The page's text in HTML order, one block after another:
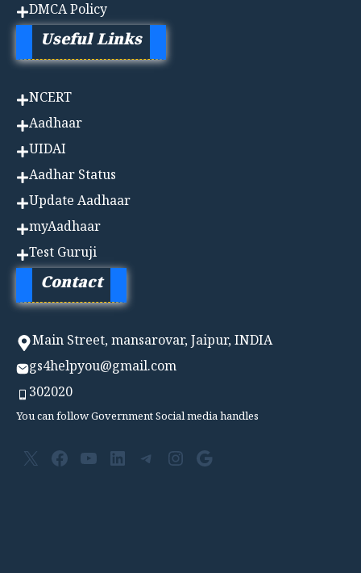
DMCA Policy
Useful Links
NCERT
Aadhaar
UIDAI
Aadhar Status
Update Aadhaar
myAadhaar
Test Guruji
Contact
Main Street, mansarovar, Jaipur, INDIA
gs4helpyou@gmail.com
302020
You can follow Government Social media handles
X Facebook
YouTube
LinkedIn
Telegram
Instagram
Google